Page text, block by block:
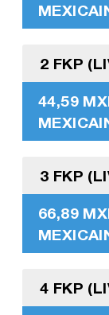
2 FKP
44,59
3 FKP
66,89
4 FKP